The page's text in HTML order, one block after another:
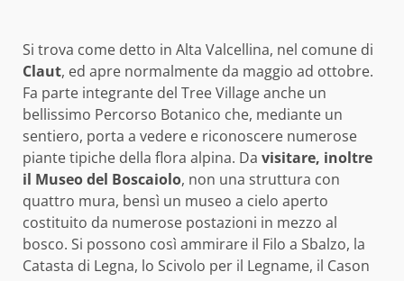
Si trova come detto in Alta Valcellina, nel comune di
Claut, ed apre normalmente da maggio ad ottobre.
Fa parte integrante del Tree Village anche un
bellissimo Percorso Botanico che, mediante un
sentiero, porta a vedere e riconoscere numerose
piante tipiche della flora alpina. Da visitare, inoltre
il Museo del Boscaiolo, non una struttura con
quattro mura, bensì un museo a cielo aperto
costituito da numerose postazioni in mezzo al
bosco. Si possono così ammirare il Filo a Sbalzo, la
Catasta di Legna, lo Scivolo per il Legname, il Cason